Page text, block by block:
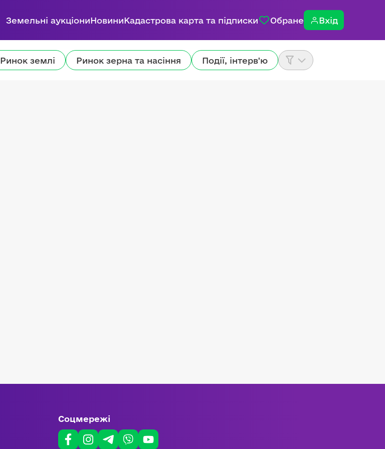
Земельні аукціониНовиниКадастрова карта та підписки Обране Вхід
Ринок землі Ринок зерна та насіння Події, інтерв'ю
Соцмережі